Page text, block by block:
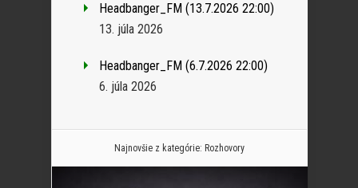
Headbanger_FM (13.7.2026 22:00)
13. júla 2026
Headbanger_FM (6.7.2026 22:00)
6. júla 2026
Najnovšie z kategórie: Rozhovory